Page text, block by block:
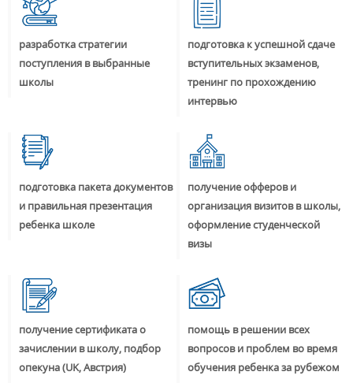
разработка стратегии
поступления в выбранные
школы
подготовка к успешной сдаче
вступительных экзаменов,
тренинг по прохождению
интервью
подготовка пакета документов
и правильная презентация
ребенка школе
получение офферов и
организация визитов в школы,
оформление студенческой
визы
получение сертификата о
зачислении в школу, подбор
опекуна (UK, Австрия)
помощь в решении всех
вопросов и проблем во время
обучения ребенка за рубежом